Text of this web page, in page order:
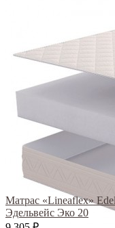
Матрас «Lineaflex»
Эдельвейс Эко 20